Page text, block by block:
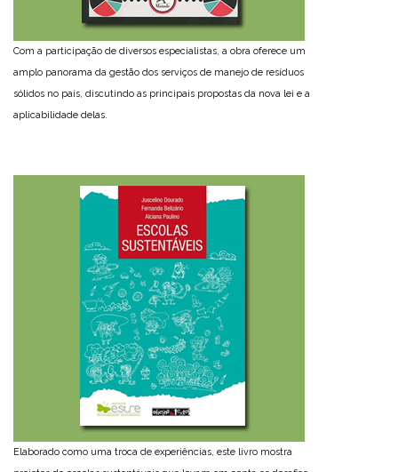
Com a participação de diversos especialistas, a obra oferece um
amplo panorama da gestão dos serviços de manejo de resíduos
sólidos no país, discutindo as principais propostas da nova lei e a
aplicabilidade delas.
Elaborado como uma troca de experiências, este livro mostra